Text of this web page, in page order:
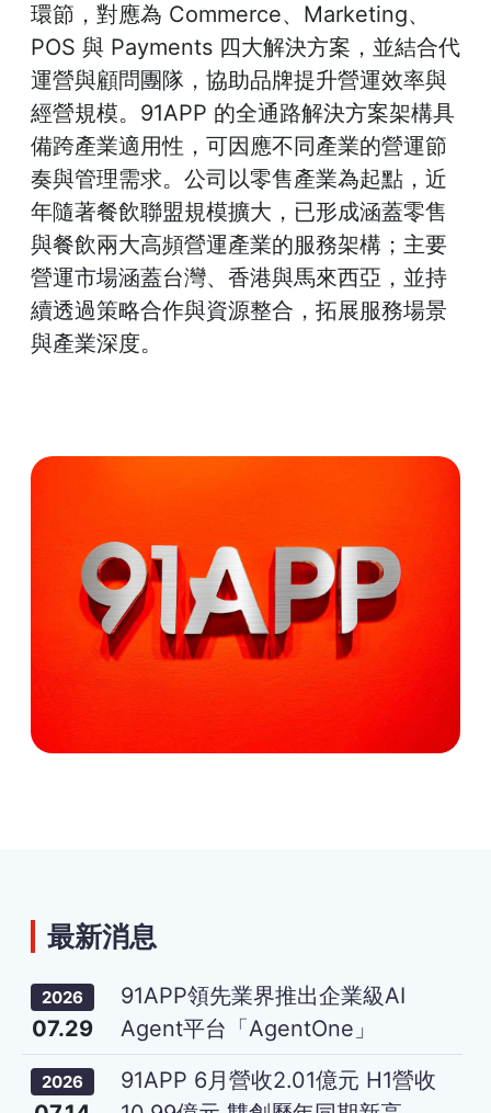
環節，對應為 Commerce、Marketing、
POS 與 Payments 四大解決方案，並結合代
運營與顧問團隊，協助品牌提升營運效率與
經營規模。91APP 的全通路解決方案架構具
備跨產業適用性，可因應不同產業的營運節
奏與管理需求。公司以零售產業為起點，近
年隨著餐飲聯盟規模擴大，已形成涵蓋零售
與餐飲兩大高頻營運產業的服務架構；主要
營運市場涵蓋台灣、香港與馬來西亞，並持
續透過策略合作與資源整合，拓展服務場景
與產業深度。
最新消息
2026
07.29
91APP領先業界推出企業級AI
Agent平台「AgentOne」
2026
91APP 6月營收2.01億元 H1營收